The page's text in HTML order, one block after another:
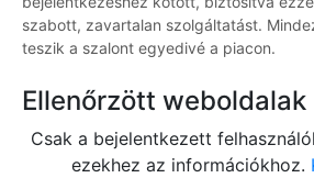
szabott, zavartalan szolgáltatást.
teszik a szalont egyedivé a piacon.
Ellenőrzött weboldalak
Csak a bejelentkezett
ezekhez az információkhoz.